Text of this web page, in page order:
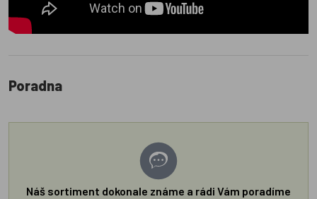
Poradna
Náš sortiment dokonale známe a rádi Vám poradíme